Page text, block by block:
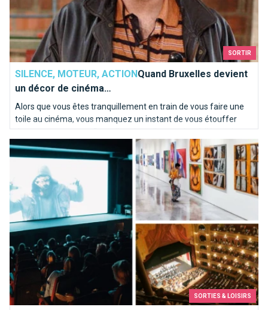
SORTIR
SILENCE, MOTEUR, ACTION Quand Bruxelles devient
un décor de cinéma…
Alors que vous êtes tranquillement en train de vous faire une
toile au cinéma, vous manquez un instant de vous étouffer
dans votre pop corn. Bruxelles vient d’apparaître à l’écran !
SORTIES & LOISIRS
Arsène 50, la culture à -50% à Bruxelles